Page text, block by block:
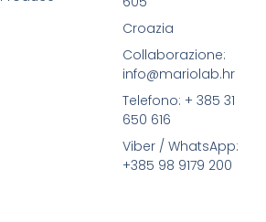
Croazia
Collaborazione:
info@mariolab.hr
Telefono: + 385 31
650 616
Viber / WhatsApp:
+385 98 9179 200